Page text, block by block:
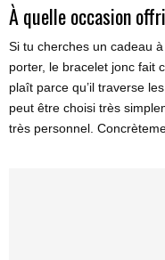
À quelle occasion
Si tu cherches un cadeau
porter, le bracelet jonc fait
plaît parce qu’il traverse
peut être choisi très
très personnel.